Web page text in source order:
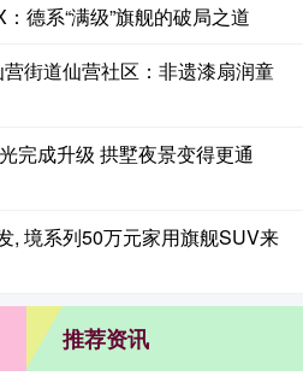
德系“满级”旗舰的破局之道
街道仙营社区：非遗漆扇润童
完成升级 拱墅夜景变得更通
, 境系列50万元家用旗舰SUV来
推荐资讯